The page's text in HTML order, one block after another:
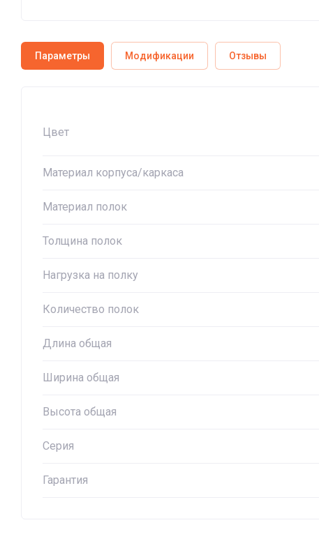
Параметры Модификации Отзывы
Цвет
Материал корпуса/каркаса
Материал полок
Толщина полок
Нагрузка на полку
Количество полок
Длина общая
Ширина общая
Высота общая
Серия
Гарантия